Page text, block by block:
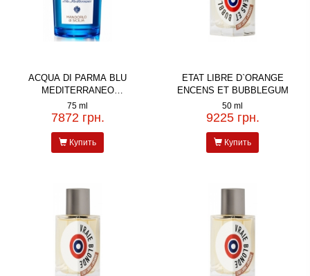
ACQUA DI PARMA BLU
MEDITERRANEO
MANDORLO DI SICILIA
75 ml
7872 грн.
Купить
ETAT LIBRE D`ORANGE
ENCENS ET BUBBLEGUM
50 ml
9225 грн.
Купить